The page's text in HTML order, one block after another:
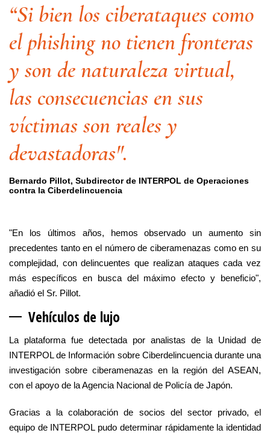
“Si bien los ciberataques como
el phishing no tienen fronteras
y son de naturaleza virtual,
las consecuencias en sus
víctimas son reales y
devastadoras".
Bernardo Pillot, Subdirector de INTERPOL de Operaciones
contra la Ciberdelincuencia
"En los últimos años, hemos observado un aumento sin
precedentes tanto en el número de ciberamenazas como en su
complejidad, con delincuentes que realizan ataques cada vez
más específicos en busca del máximo efecto y beneficio",
añadió el Sr. Pillot.
Vehículos de lujo
La plataforma fue detectada por analistas de la Unidad de
INTERPOL de Información sobre Ciberdelincuencia durante una
investigación sobre ciberamenazas en la región del ASEAN,
con el apoyo de la Agencia Nacional de Policía de Japón.
Gracias a la colaboración de socios del sector privado, el
equipo de INTERPOL pudo determinar rápidamente la identidad